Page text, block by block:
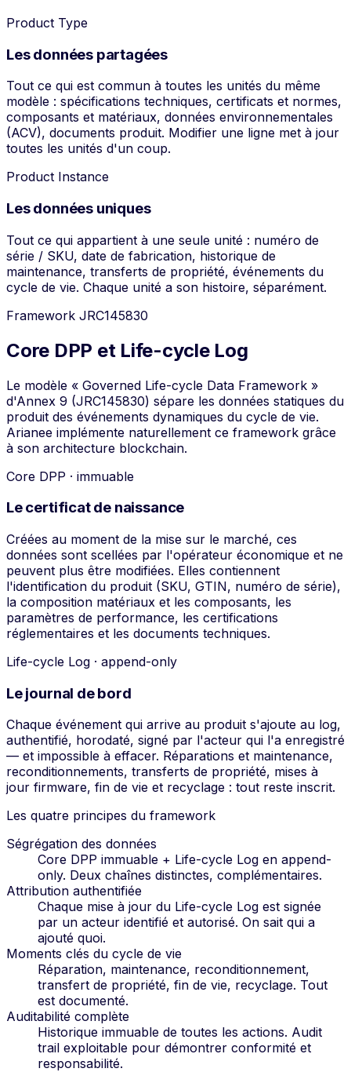
Product Type
Les données partagées
Tout ce qui est commun à toutes les unités du même
modèle : spécifications techniques, certificats et normes,
composants et matériaux, données environnementales
(ACV), documents produit. Modifier une ligne met à jour
toutes les unités d'un coup.
Product Instance
Les données uniques
Tout ce qui appartient à une seule unité : numéro de
série / SKU, date de fabrication, historique de
maintenance, transferts de propriété, événements du
cycle de vie. Chaque unité a son histoire, séparément.
Framework JRC145830
Core DPP et Life-cycle Log
Le modèle « Governed Life-cycle Data Framework »
d'Annex 9 (JRC145830) sépare les données statiques du
produit des événements dynamiques du cycle de vie.
Arianee implémente naturellement ce framework grâce
à son architecture blockchain.
Core DPP · immuable
Le certificat de naissance
Créées au moment de la mise sur le marché, ces
données sont scellées par l'opérateur économique et ne
peuvent plus être modifiées. Elles contiennent
l'identification du produit (SKU, GTIN, numéro de série),
la composition matériaux et les composants, les
paramètres de performance, les certifications
réglementaires et les documents techniques.
Life-cycle Log · append-only
Le journal de bord
Chaque événement qui arrive au produit s'ajoute au log,
authentifié, horodaté, signé par l'acteur qui l'a enregistré
— et impossible à effacer. Réparations et maintenance,
reconditionnements, transferts de propriété, mises à
jour firmware, fin de vie et recyclage : tout reste inscrit.
Les quatre principes du framework
Ségrégation des données
Core DPP immuable + Life-cycle Log en append-
only. Deux chaînes distinctes, complémentaires.
Attribution authentifiée
Chaque mise à jour du Life-cycle Log est signée
par un acteur identifié et autorisé. On sait qui a
ajouté quoi.
Moments clés du cycle de vie
Réparation, maintenance, reconditionnement,
transfert de propriété, fin de vie, recyclage. Tout
est documenté.
Auditabilité complète
Historique immuable de toutes les actions. Audit
trail exploitable pour démontrer conformité et
responsabilité.